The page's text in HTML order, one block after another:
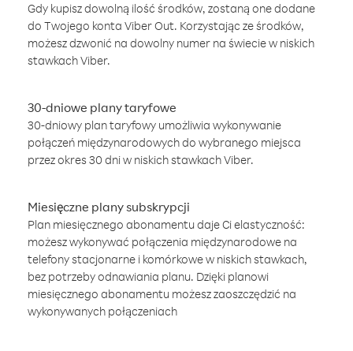
Gdy kupisz dowolną ilość środków, zostaną one dodane
do Twojego konta Viber Out. Korzystając ze środków,
możesz dzwonić na dowolny numer na świecie w niskich
stawkach Viber.
30-dniowe plany taryfowe
30-dniowy plan taryfowy umożliwia wykonywanie
połączeń międzynarodowych do wybranego miejsca
przez okres 30 dni w niskich stawkach Viber.
Miesięczne plany subskrypcji
Plan miesięcznego abonamentu daje Ci elastyczność:
możesz wykonywać połączenia międzynarodowe na
telefony stacjonarne i komórkowe w niskich stawkach,
bez potrzeby odnawiania planu. Dzięki planowi
miesięcznego abonamentu możesz zaoszczędzić na
wykonywanych połączeniach